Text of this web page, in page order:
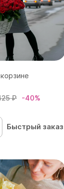
₽ -40%
Быстрый заказ